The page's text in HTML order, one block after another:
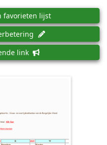
favorieten lijst
link